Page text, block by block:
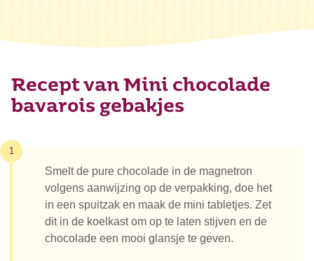
Recept van Mini chocolade
bavarois gebakjes
1
Smelt de pure chocolade in de magnetron
volgens aanwijzing op de verpakking, doe het
in een spuitzak en maak de mini tabletjes. Zet
dit in de koelkast om op te laten stijven en de
chocolade een mooi glansje te geven.